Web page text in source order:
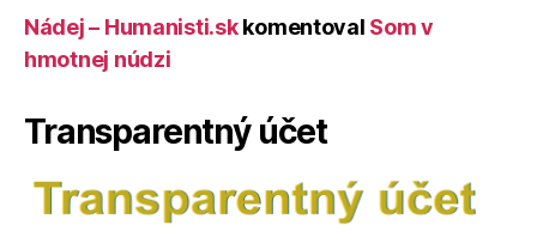
Nádej – Humanisti.skkomentoval Som v
hmotnej núdzi
Transparentný účet